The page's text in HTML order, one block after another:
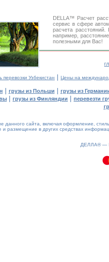
DELLA™ Расчет
сервис в сфере
расчета
например,
полезными для Вас!
перевозки Узбекистан | Цены на
| грузы из Польши | грузы из
| грузы из Финляндии | перевезти
сайта, включая оформление,
и размещение в других средствах
ДЕЛЛА® —